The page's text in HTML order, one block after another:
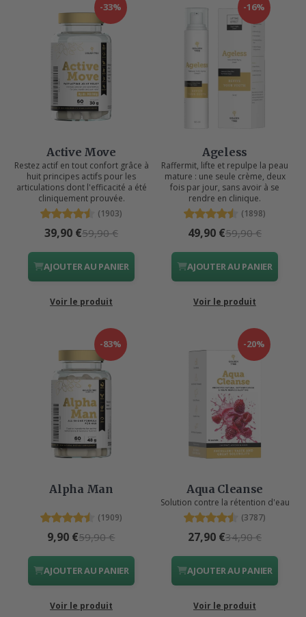
-33%
Active Move
Restez actif en tout confort grâce à
huit principes actifs pour les
articulations dont l'efficacité a été
cliniquement prouvée.
(1903)
39,90 €59,90 €
AJOUTER AU PANIER
Voir le produit
-16%
Ageless
Raffermit, lifte et repulpe la peau
mature : une seule crème, deux
fois par jour, sans avoir à se
rendre en clinique.
(1898)
49,90 €59,90 €
AJOUTER AU PANIER
Voir le produit
-83%
Alpha Man
(1909)
9,90 €59,90 €
AJOUTER AU PANIER
Voir le produit
-20%
Aqua Cleanse
Solution contre la rétention d'eau
(3787)
27,90 €34,90 €
AJOUTER AU PANIER
Voir le produit